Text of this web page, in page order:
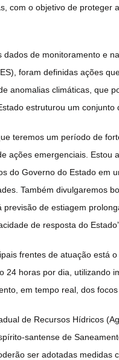
com o objetivo de proteger
dados de monitoramento e
foram definidas ações
anomalias climáticas, que
estruturou um
teremos um período de
ações emergenciais. Estou
do Governo do Estado em
Também divulgaremos
previsão de estiagem
de resposta do
frentes de atuação está
24 horas por dia, utilizando
em tempo real, dos focos
de Recursos Hídricos
santense de
ser adotadas medidas